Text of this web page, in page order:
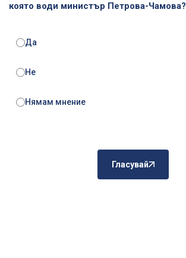
която води министър Петрова-Чамова?
Да
Не
Нямам мнение
Гласувай